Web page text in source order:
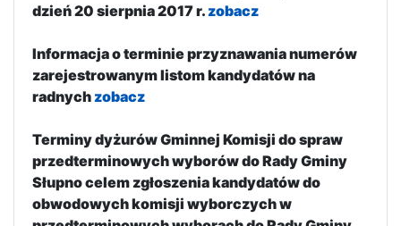
dzień 20 sierpnia 2017 r.zobacz
Informacja o terminie przyznawania numerów
zarejestrowanym listom kandydatów na
radnychzobacz
Terminy dyżurów Gminnej Komisji do spraw
przedterminowych wyborów do Rady Gminy
Słupno celem zgłoszenia kandydatów do
obwodowych komisji wyborczych w